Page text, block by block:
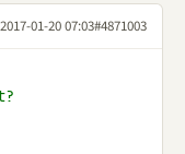
2017-01-20 07:03#4871003